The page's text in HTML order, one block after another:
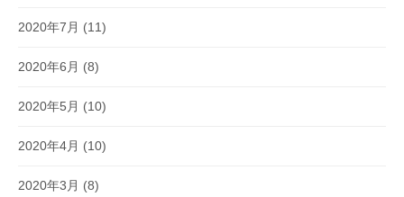
2020年7月 (11)
2020年6月 (8)
2020年5月 (10)
2020年4月 (10)
2020年3月 (8)